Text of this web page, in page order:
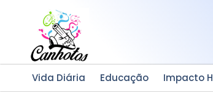
conteúdo
Vida Diária Educação Impacto